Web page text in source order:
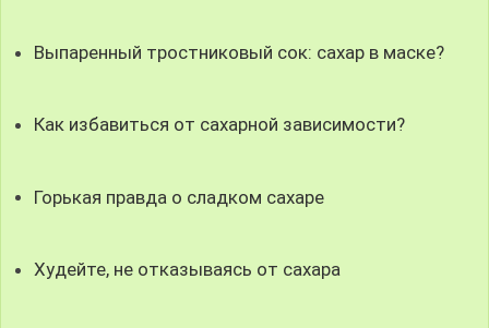
Выпаренный тростниковый сок: сахар в маске?
Как избавиться от сахарной зависимости?
Горькая правда о сладком сахаре
Худейте, не отказываясь от сахара